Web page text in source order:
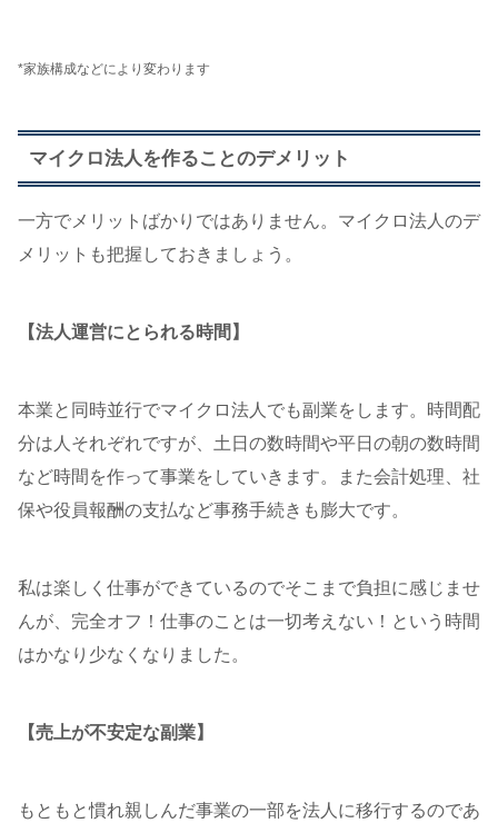
*家族構成などにより変わります
マイクロ法人を作ることのデメリット
一方でメリットばかりではありません。マイクロ法人のデ
メリットも把握しておきましょう。
【法人運営にとられる時間】
本業と同時並行でマイクロ法人でも副業をします。時間配
分は人それぞれですが、土日の数時間や平日の朝の数時間
など時間を作って事業をしていきます。また会計処理、社
保や役員報酬の支払など事務手続きも膨大です。
私は楽しく仕事ができているのでそこまで負担に感じませ
んが、完全オフ！仕事のことは一切考えない！という時間
はかなり少なくなりました。
【売上が不安定な副業】
もともと慣れ親しんだ事業の一部を法人に移行するのであ